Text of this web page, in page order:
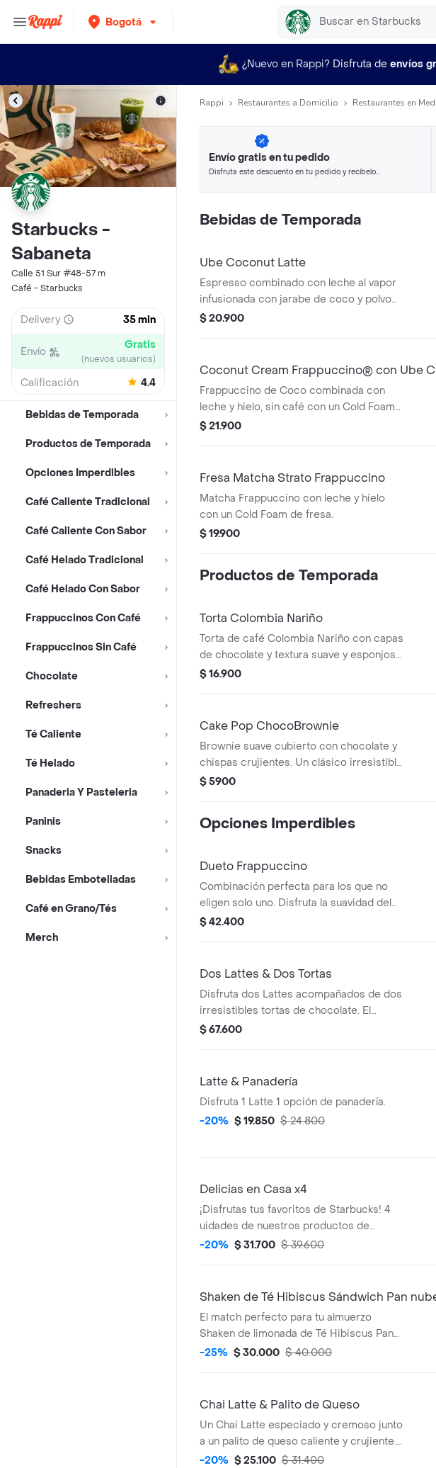
Bogotá
¿Nuevo en Rappi? Disfruta de envíos
Starbucks -
Sabaneta
Calle 51 Sur #48-57 m
Café - Starbucks
Delivery 35 min
Envío Gratis
(nuevos usuarios)
Calificación 4.4
Bebidas de Temporada
Productos de Temporada
Opciones Imperdibles
Café Caliente Tradicional
Café Caliente Con Sabor
Café Helado Tradicional
Café Helado Con Sabor
Frappuccinos Con Café
Frappuccinos Sin Café
Chocolate
Refreshers
Té Caliente
Té Helado
Panaderia Y Pasteleria
Paninis
Snacks
Bebidas Embotelladas
Café en Grano/Tés
Merch
Rappi Restaurantes a Domicilio Restaurantes en
Envío gratis en tu pedido
Disfruta este descuento en tu pedido y recíbelo
Bebidas de Temporada
Ube Coconut Latte
Espresso combinado con leche al vapor
infusionada con jarabe de coco y polvo
de Ube, creando una espuma
$ 20.900
Coconut Cream Frappuccino® con Ube
Foam
Frappuccino de Coco combinada con
leche y hielo, sin café con un Cold Foam
dulce con sabor a Ube, un ingrediente
$ 21.900
Fresa Matcha Strato Frappuccino
Matcha Frappuccino con leche y hielo
con un Cold Foam de fresa.
$ 19.900
Productos de Temporada
Torta Colombia Nariño
Torta de café Colombia Nariño con capas
de chocolate y textura suave y esponjosa.
Un clásico lleno de sabor.
$ 16.900
Cake Pop ChocoBrownie
Brownie suave cubierto con chocolate y
chispas crujientes. Un clásico irresistible
en cada bocado.
$ 5900
Opciones Imperdibles
Dueto Frappuccino
Combinación perfecta para los que no
eligen solo uno. Disfruta la suavidad del
Arequipe Frappuccino, con café, leche y
de chocolate blanco y trocitos de galleta.
$ 42.400
Dos Lattes & Dos Tortas
Disfruta dos Lattes acompañados de dos
irresistibles tortas de chocolate. El
combo perfecto para compartir
$ 67.600
Latte & Panadería
Disfruta 1 Latte 1 opción de panadería.
-20% $ 19.850 $ 24.800
Delicias en Casa x4
¡Disfrutas tus favoritos de Starbucks! 4
uidades de nuestros productos de
panadería
-20% $ 31.700 $ 39.600
Shaken de Té Hibiscus Sándwich Pan
El match perfecto para tu almuerzo
Shaken de limonada de Té Hibiscus Pan
Nube
-25% $ 30.000 $ 40.000
Chai Latte & Palito de Queso
Un Chai Latte especiado y cremoso junto
a un palito de queso caliente y crujiente.
La combinación ideal entre suavidad y
-20% $ 25.100 $ 31.400